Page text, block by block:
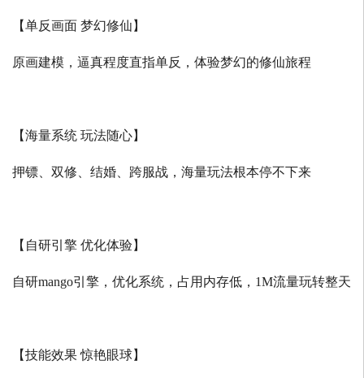
【单反画面 梦幻修仙】
原画建模，逼真程度直指单反，体验梦幻的修仙旅程
【海量系统 玩法随心】
押镖、双修、结婚、跨服战，海量玩法根本停不下来
【自研引擎 优化体验】
自研mango引擎，优化系统，占用内存低， 1M流量玩转整天
【技能效果 惊艳眼球】